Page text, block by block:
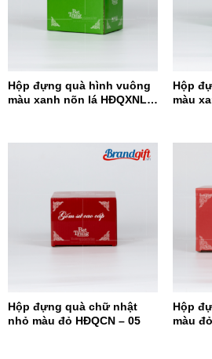
Hộp đựng quà hình vuông
màu xanh nõn lá HĐQXNL –
Hộp
màu
Hộp đựng quà chữ nhật
nhỏ màu đỏ HĐQCN – 05
Hộp
màu